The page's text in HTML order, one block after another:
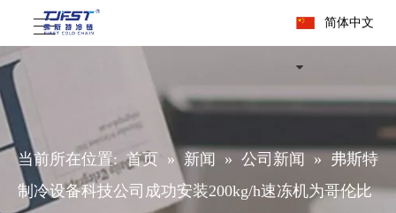
简体中文
当前所在位置: 首页 » 新闻 » 公司新闻 » 弗斯特
制冷设备科技公司成功安装200kg/h速冻机为哥伦比